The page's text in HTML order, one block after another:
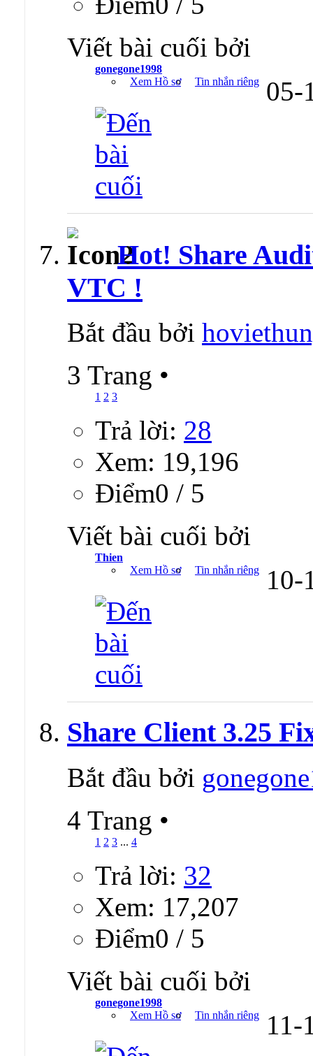
Viết bài cuối bởi
gonegone1998
Xem Hồ sơ
Tin nhắn riêng 05-
Hot! Share
VTC !
Bắt đầu bởi
3 Trang •
1 2 3
Trả lời: 28
Xem: 19,196
Ðiểm0 / 5
Viết bài cuối bởi
Thien
Xem Hồ sơ
Tin nhắn riêng 10-
Share Client 3.25
Bắt đầu bởi
4 Trang •
1 2 3 ... 4
Trả lời: 32
Xem: 17,207
Ðiểm0 / 5
Viết bài cuối bởi
gonegone1998
Xem Hồ sơ
Tin nhắn riêng 11-